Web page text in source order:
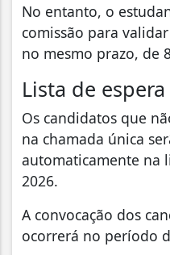
No entanto, o
comissão para
no mesmo prazo, de
Lista de espera
Os candidatos que
na chamada única
automaticamente na
2026.
A convocação dos
ocorrerá no período